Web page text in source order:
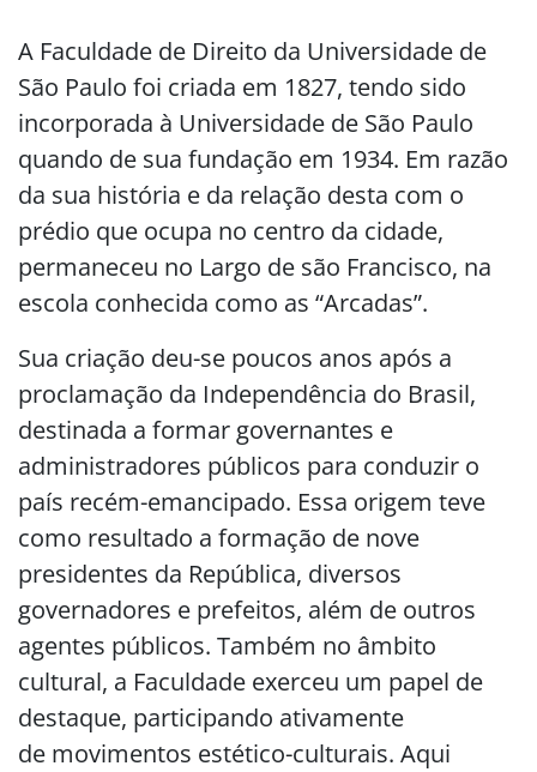
A Faculdade de Direito da Universidade de
São Paulo foi criada em 1827, tendo sido
incorporada à Universidade de São Paulo
quando de sua fundação em 1934. Em razão
da sua história e da relação desta com o
prédio que ocupa no centro da cidade,
permaneceu no Largo de são Francisco, na
escola conhecida como as “Arcadas”.
Sua criação deu-se poucos anos após a
proclamação da Independência do Brasil,
destinada a formar governantes e
administradores públicos para conduzir o
país recém-emancipado. Essa origem teve
como resultado a formação de nove
presidentes da República, diversos
governadores e prefeitos, além de outros
agentes públicos. Também no âmbito
cultural, a Faculdade exerceu um papel de
destaque, participando ativamente
de movimentos estético-culturais. Aqui